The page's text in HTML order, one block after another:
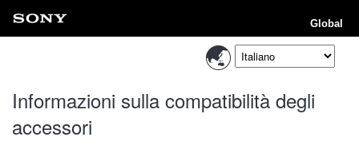
Global
Informazioni sulla compatibilità degli
accessori